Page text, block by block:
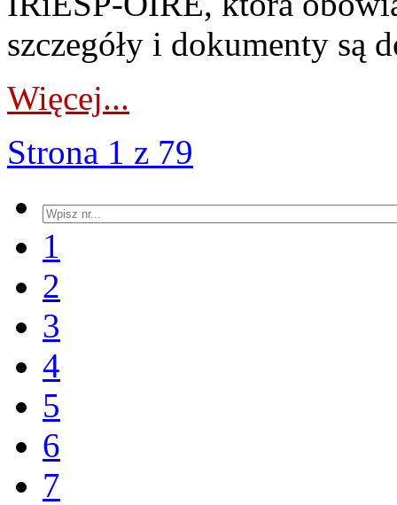
szczegóły i dokumenty są
Więcej...
Strona 1 z 79
1
2
3
4
5
6
7